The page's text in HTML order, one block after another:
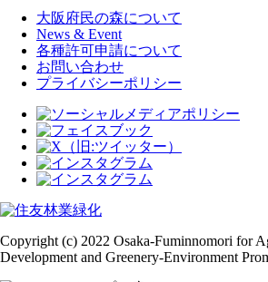
大阪府民の森について
News & Event
各種許可申請について
お問い合わせ
プライバシーポリシー
Copyright (c) 2022 Osaka-Fuminnomori for
Development and Greenery-Environment